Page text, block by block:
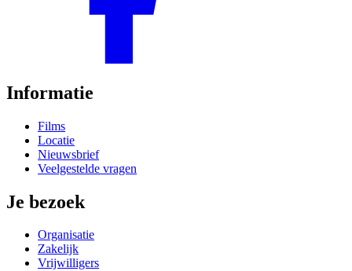
Informatie
Films
Locatie
Nieuwsbrief
Veelgestelde vragen
Je bezoek
Organisatie
Zakelijk
Vrijwilligers